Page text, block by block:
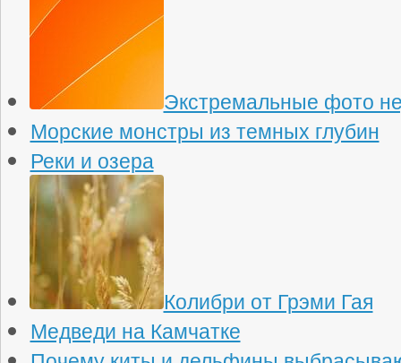
Экстремальные фото
Морские монстры из темных глубин
Реки и озера
Колибри от Грэми Гая
Медведи на Камчатке